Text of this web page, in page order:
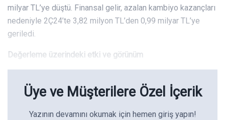
milyar TL’ye düştü. Finansal gelir, azalan kambiyo kazançları
nedeniyle 2Ç24’te 3,82 milyon TL’den 0,99 milyar TL’ye
geriledi.
Değerleme üzerindeki etki ve görünüm
Üye ve Müşterilere Özel İçerik
Yazının devamını okumak için hemen giriş yapın!